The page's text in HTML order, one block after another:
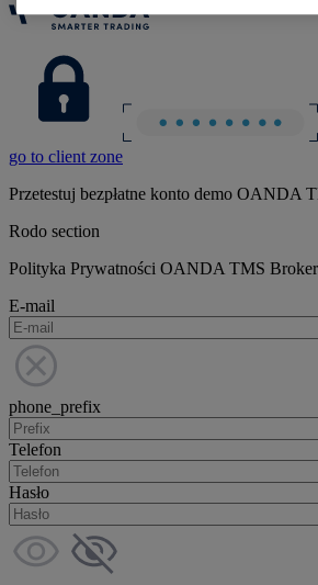
go to client zone
Przetestuj bezpłatne konto demo OANDA
Rodo section
Polityka Prywatności OANDA TMS
E-mail
phone_prefix
Telefon
Hasło